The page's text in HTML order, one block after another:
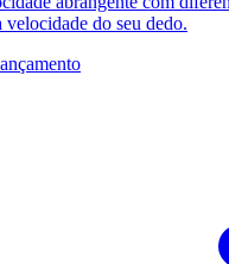
velocidade do seu dedo.